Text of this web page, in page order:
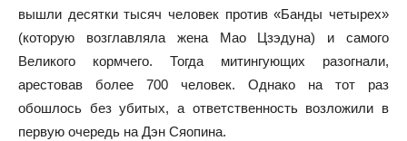
вышли десятки тысяч человек против «Банды четырех»
(которую возглавляла жена Мао Цзэдуна) и самого
Великого кормчего. Тогда митингующих разогнали,
арестовав более 700 человек. Однако на тот раз
обошлось без убитых, а ответственность возложили в
первую очередь на Дэн Сяопина.